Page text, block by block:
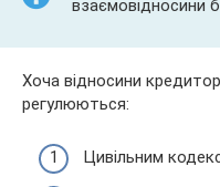
взаємовідносини
Хоча відносини
регулюються:
Цивільним